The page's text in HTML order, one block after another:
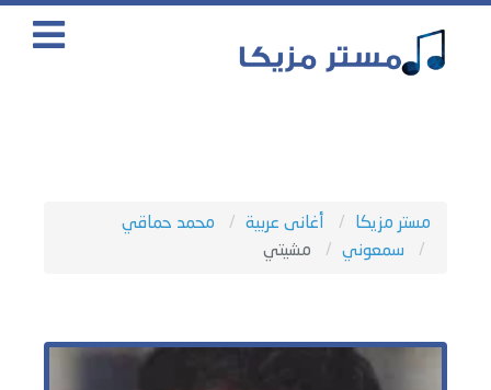
مستر مزيكا أغانى عربية
محمد حماقي
سمعوني
مشيتي